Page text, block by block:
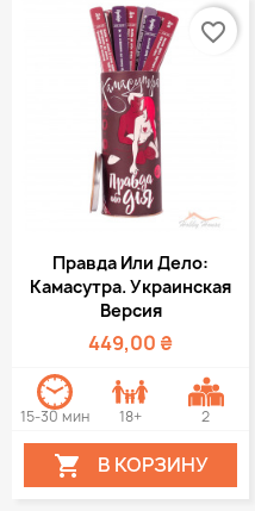
Правда Или Дело:
Камасутра. Украинская
Версия
449,00 ₴
15-30 мин 18+ 2
 В КОРЗИНУ
favorite_border